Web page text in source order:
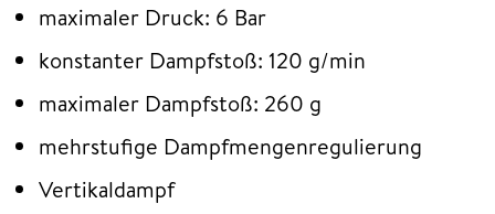
maximaler Druck: 6 Bar
konstanter Dampfstoß: 120 g/min
maximaler Dampfstoß: 260 g
mehrstufige Dampfmengenregulierung
Vertikaldampf